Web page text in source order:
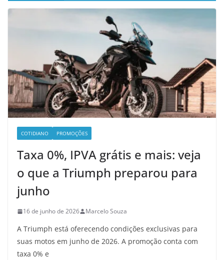
COTIDIANO PROMOÇÕES
Taxa 0%, IPVA grátis e mais: veja
o que a Triumph preparou para
junho
16 de junho de 2026 Marcelo Souza
A Triumph está oferecendo condições exclusivas para
suas motos em junho de 2026. A promoção conta com
taxa 0% e